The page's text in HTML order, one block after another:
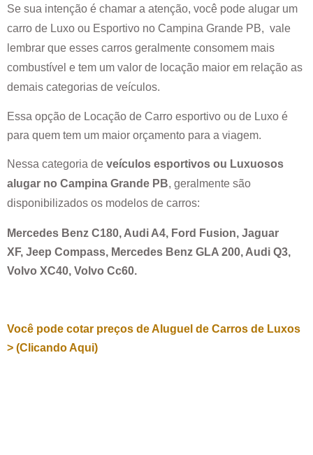
Se sua intenção é chamar a atenção, você pode alugar um
carro de Luxo ou Esportivo no Campina Grande PB, vale
lembrar que esses carros geralmente consomem mais
combustível e tem um valor de locação maior em relação as
demais categorias de veículos.
Essa opção de Locação de Carro esportivo ou de Luxo é
para quem tem um maior orçamento para a viagem.
Nessa categoria de veículos esportivos ou Luxuosos
alugar no Campina Grande PB, geralmente são
disponibilizados os modelos de carros:
Mercedes Benz C180, Audi A4, Ford Fusion, Jaguar
XF, Jeep Compass, Mercedes Benz GLA 200, Audi Q3,
Volvo XC40, Volvo Cc60.
Você pode cotar preços de Aluguel de Carros de Luxos
> (Clicando Aqui)